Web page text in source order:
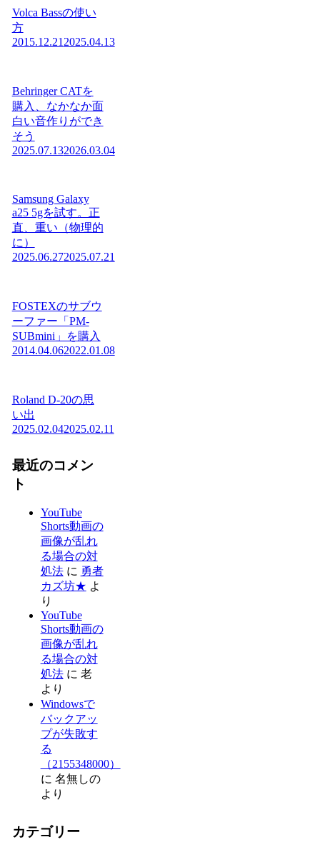
Volca Bassの使い
方
2015.12.21 2025.04.13
Behringer CATを
購入、なかなか面
白い音作りができ
そう
2025.07.132026.03.04
Samsung Galaxy
a25 5gを試す。正
直、重い（物理的
に）
2025.06.272025.07.21
FOSTEXのサブウ
ーファー「PM-
SUBmini」を購入
2014.04.062022.01.08
Roland D-20の思
い出
2025.02.042025.02.11
最近のコメン
ト
YouTube
Shorts動画の
画像が乱れ
る場合の対
処法に 勇者
カズ坊★ よ
り
YouTube
Shorts動画の
画像が乱れ
る場合の対
処法に 老
より
Windowsで
バックアッ
プが失敗す
る
（2155348000）
に 名無しの
より
カテゴリー